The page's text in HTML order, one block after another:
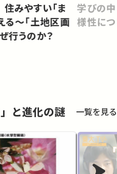
みやすい「ま
る〜「土地区画
行うのか？
学びの中
様性に
と進化の謎 一覧を見る